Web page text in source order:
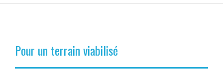
Pour un terrain viabilisé